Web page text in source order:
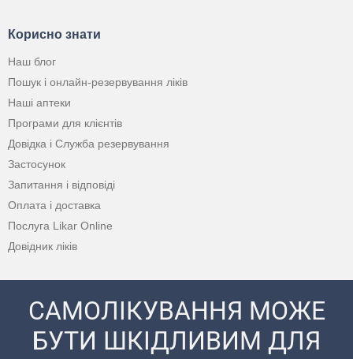
Корисно знати
Наш блог
Пошук і онлайн-резервування ліків
Наші аптеки
Програми для клієнтів
Довідка і Служба резервування
Застосунок
Запитання і відповіді
Оплата і доставка
Послуга Likar Online
Довідник ліків
САМОЛІКУВАННЯ МОЖЕ
БУТИ ШКІДЛИВИМ ДЛЯ